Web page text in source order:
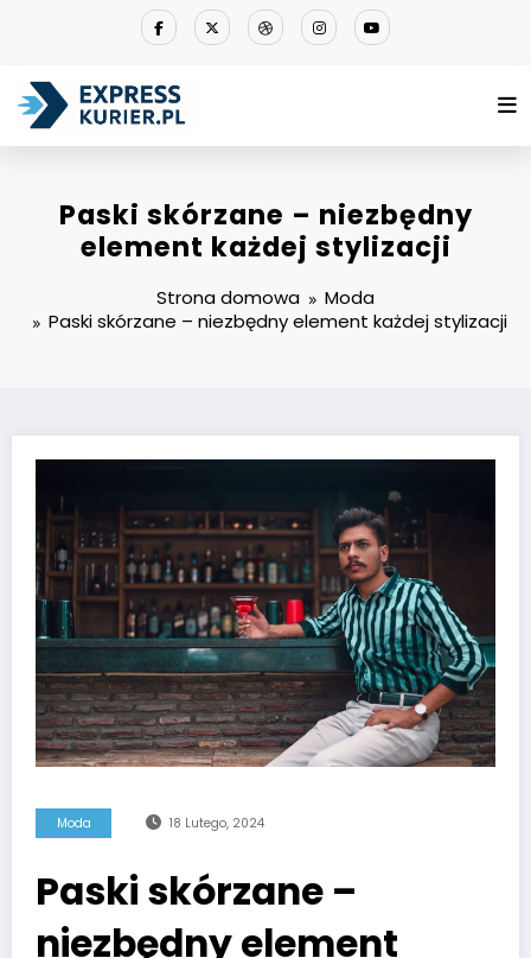
Paski skórzane – niezbędny
element każdej stylizacji
Strona domowa
Moda
Paski skórzane – niezbędny element każdej stylizacji
Moda 18 Lutego, 2024
Paski skórzane –
niezbędny element